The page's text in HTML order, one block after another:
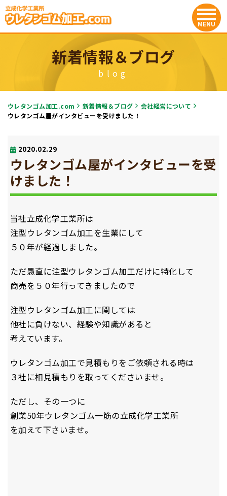
新着情報＆ブログ
blog
ウレタンゴム加工.com 新着情報＆ブログ
会社経営について
ウレタンゴム屋がインタビューを受けました！
2020.02.29
ウレタンゴム屋がインタビューを受
けました！
当社立成化学工業所は
注型ウレタンゴム加工を生業にして
５０年が経過しました。
ただ愚直に注型ウレタンゴム加工だけに特化して
商売を５０年行ってきましたので
注型ウレタンゴム加工に関しては
他社に負けない、経験や知識があると
考えています。
ウレタンゴム加工で見積もりをご依頼される時は
３社に相見積もりを取ってくださいませ。
ただし、その一つに
創業50年ウレタンゴム一筋の立成化学工業所
を加えて下さいませ。